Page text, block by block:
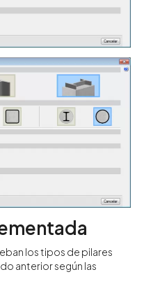
los tipos de pilares
anterior según las